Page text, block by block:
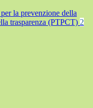
la prevenzione della
trasparenza (PTPCT) 2